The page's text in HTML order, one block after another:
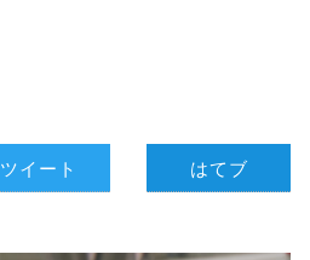
ツイート はてブ